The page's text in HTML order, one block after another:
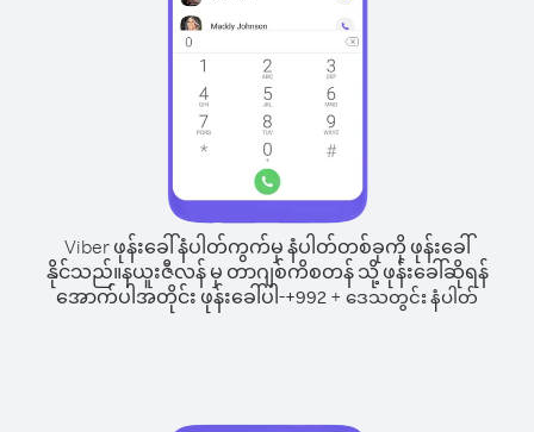
Viber ဖုန်းခေါ်နံပါတ်ကွက်မှ နံပါတ်တစ်ခုကို ဖုန်းခေါ်
နိုင်သည်။နယူးဇီလန် မှ တာဂျစ်ကိစတန် သို့ ဖုန်းခေါ်ဆိုရန်
အောက်ပါအတိုင်း ဖုန်းခေါ်ပါ-+992 + ဒေသတွင်း နံပါတ်